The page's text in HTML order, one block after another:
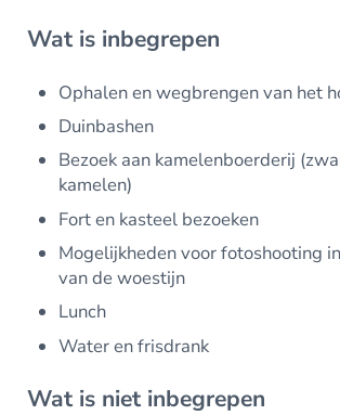
Wat is inbegrepen
Ophalen en wegbrengen van het
Duinbashen
Bezoek aan kamelenboerderij
kamelen)
Fort en kasteel bezoeken
Mogelijkheden voor fotoshooting
van de woestijn
Lunch
Water en frisdrank
Wat is niet inbegrepen